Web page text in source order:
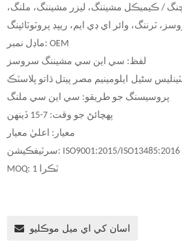
/ ڪيميڪل مشيننگ، ليزر مشيننگ، ملنگ،
ٽرننگ، وائر اي ڊي ايم، ريپڊ پروٽوٽائپنگ
ماڊل نمبر: OEM
لفظ: سي اين سي مشيننگ سروسز
سٹیل
ايلومينيم مصر پيتل ڌاتو پلاسٽڪ
پروسيسنگ جو طريقو: سي اين سي ملنگ
پهچائڻ جو وقت: 7-15 ڏينهن
معيار: اعليٰ معيار
سرٽيفڪيشن: ISO9001:2015/ISO13485:2016
MOQ: 1 ٽڪرا
اسان کي اي ميل موڪليو